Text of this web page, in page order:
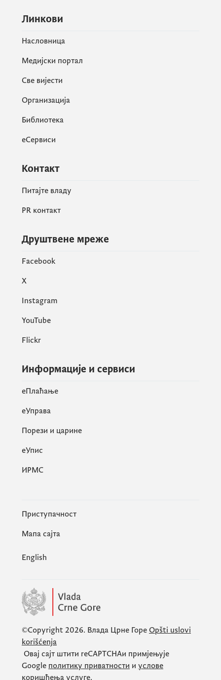
Линкови
Насловница
Медијски портал
Све вијести
Организација
Библиотека
еСервиси
Контакт
Питајте владу
PR контакт
Друштвене мреже
Facebook
X
Instagram
YouTube
Flickr
Информације и сервиси
eПлаћање
еУправа
Порези и царине
eУпис
ИРМС
Приступачност
Мапа сајта
English
©Copyright 2026. Влада Црне Горе Opšti uslovi
korišćenja
Овај сајт штити reCAPTCHAи примјењује
Google политику приватности и услове
коришћења услуге.